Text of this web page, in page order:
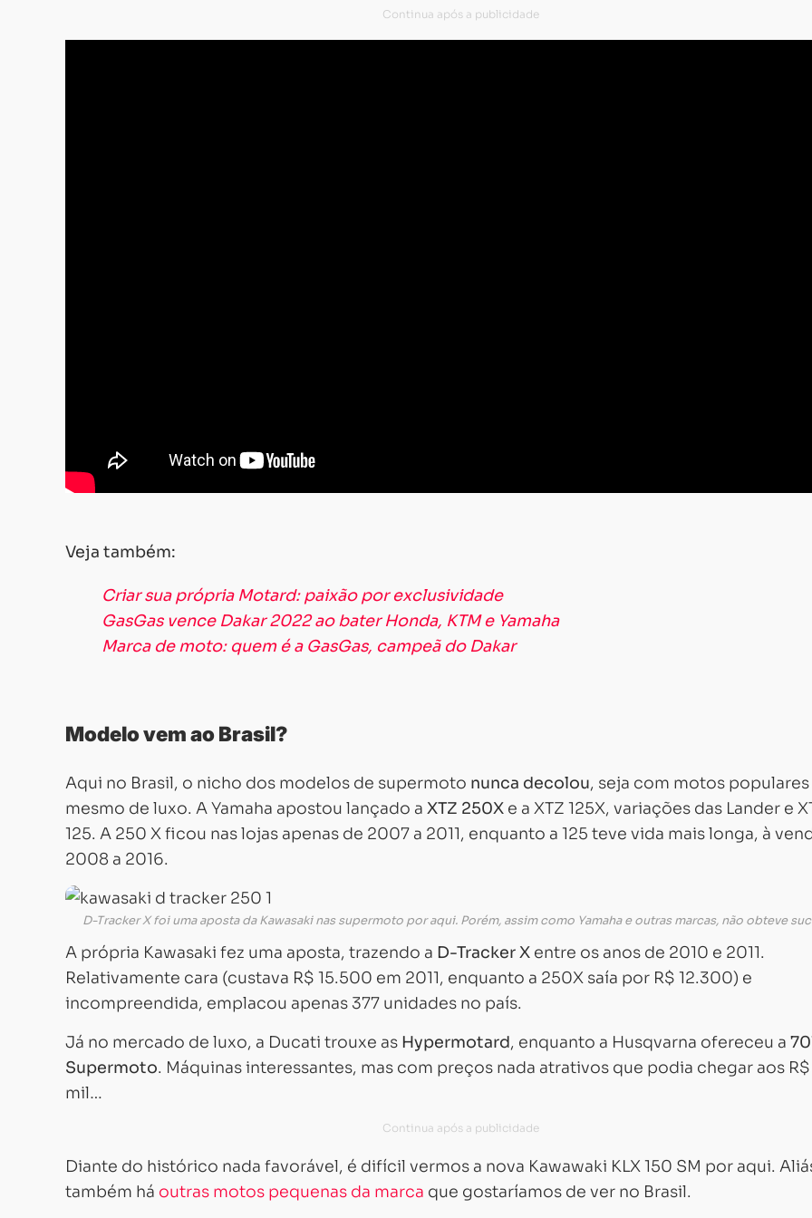
Veja também:
Criar sua própria Motard: paixão por exclusividade
GasGas vence Dakar 2022 ao bater Honda, KTM e Yamaha
Marca de moto: quem é a GasGas, campeã do Dakar
Modelo vem ao Brasil?
Aqui no Brasil, o nicho dos modelos de supermoto nunca decolou, seja com motos populares
mesmo de luxo. A Yamaha apostou lançado a XTZ 250X e a XTZ 125X, variações das Lander e
125. A 250 X ficou nas lojas apenas de 2007 a 2011, enquanto a 125 teve vida mais longa, à
2008 a 2016.
D-Tracker X foi uma aposta da Kawasaki nas supermoto por aqui. Porém, assim como Yamaha e outras marcas, não obteve
A própria Kawasaki fez uma aposta, trazendo a D-Tracker X entre os anos de 2010 e 2011.
Relativamente cara (custava R$ 15.500 em 2011, enquanto a 250X saía por R$ 12.300) e
incompreendida, emplacou apenas 377 unidades no país.
Já no mercado de luxo, a Ducati trouxe as Hypermotard, enquanto a Husqvarna ofereceu a
Supermoto. Máquinas interessantes, mas com preços nada atrativos que podia chegar aos
mil…
Diante do histórico nada favorável, é difícil vermos a nova Kawawaki KLX 150 SM por aqui.
também há outras motos pequenas da marca que gostaríamos de ver no Brasil.